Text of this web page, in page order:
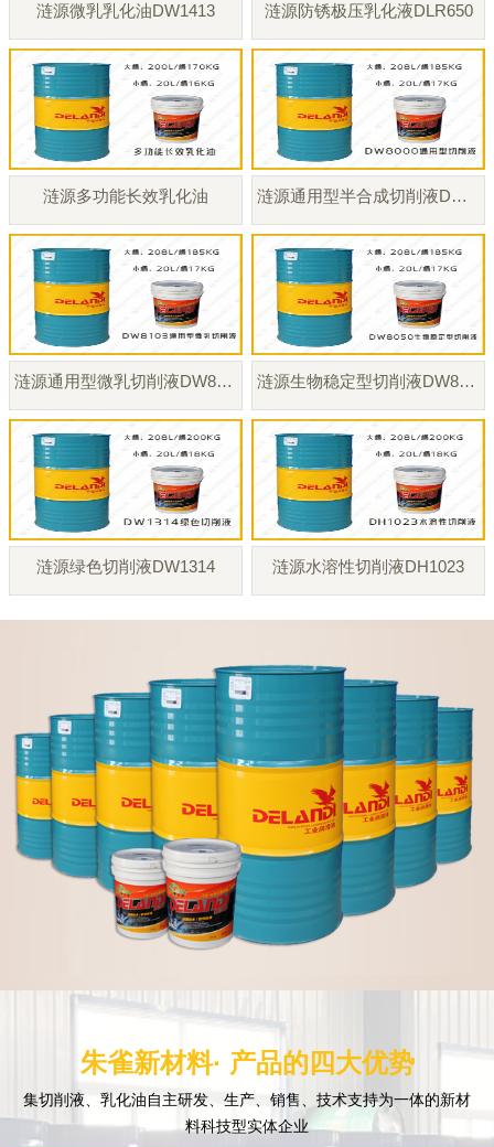
涟源微乳乳化油DW1413 涟源防锈极压乳化液DLR650
涟源多功能长效乳化油 涟源通用型半合成切削液DW8000
涟源通用型微乳切削液DW8103 涟源生物稳定型切削液DW8050
涟源绿色切削液DW1314 涟源水溶性切削液DH1023
朱雀新材料· 产品的四大优势
集切削液、乳化油自主研发、生产、销售、技术支持为一体的新材
料科技型实体企业